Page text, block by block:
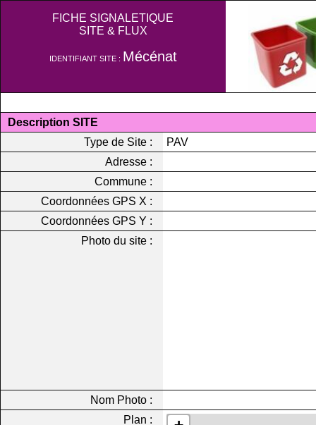
FICHE SIGNALETIQUE
SITE & FLUX
IDENTIFIANT SITE : Mécénat
Description SITE
Type de Site :
PAV
Adresse :
Commune :
Coordonnées GPS X :
Coordonnées GPS Y :
Photo du site :
Nom Photo :
Plan :